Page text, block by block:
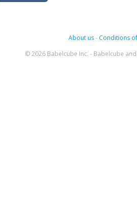
About us- Conditions
© 2026 Babelcube Inc. - Babelcube